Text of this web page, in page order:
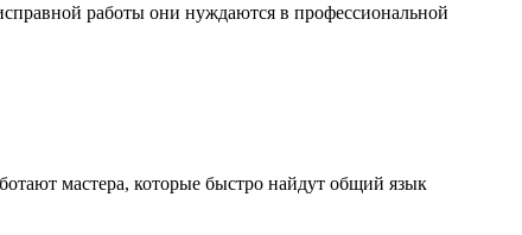
работы они нуждаются в профессиональной
мастера, которые быстро найдут общий язык